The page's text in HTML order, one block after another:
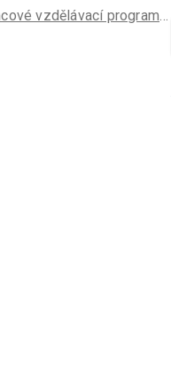
RVP SV – Rámcové vzdělávací programy pro speciální vzdělávání